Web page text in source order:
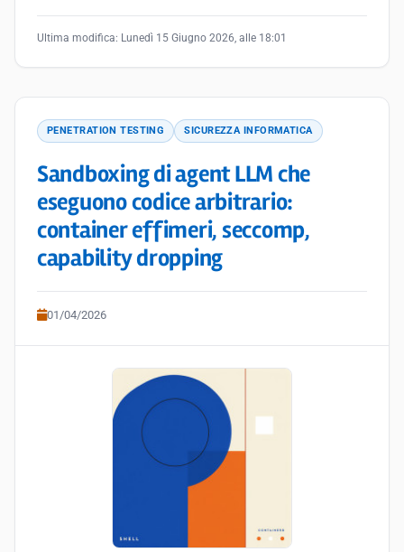
Ultima modifica: Lunedì 15 Giugno 2026, alle 18:01
PENETRATION TESTING SICUREZZA INFORMATICA
Sandboxing di agent LLM che
eseguono codice arbitrario:
container effimeri, seccomp,
capability dropping
01/04/2026